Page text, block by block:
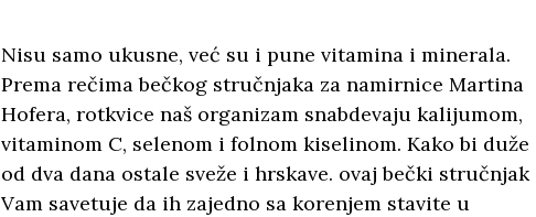
Nisu samo ukusne, već su i pune vitamina i minerala.
Prema rečima bečkog stručnjaka za namirnice Martina
Hofera, rotkvice naš organizam snabdevaju kalijumom,
vitaminom C, selenom i folnom kiselinom. Kako bi duže
od dva dana ostale sveže i hrskave. ovaj bečki stručnjak
Vam savetuje da ih zajedno sa korenjem stavite u